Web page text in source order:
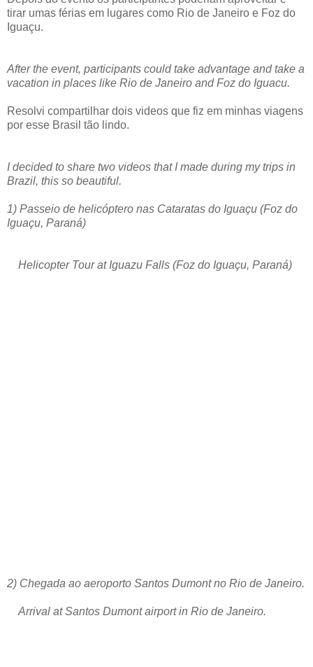
tirar umas férias em lugares como Rio de Janeiro e Foz do
Iguaçu.
After the event, participants could take advantage and take a
vacation in places like Rio de Janeiro and Foz do Iguacu.
Resolvi compartilhar dois videos que fiz em minhas viagens
por esse Brasil tão lindo.
I decided to share two videos that I made during my trips in
Brazil, this so beautiful.
1) Passeio de helicóptero nas Cataratas do Iguaçu (Foz do
Iguaçu, Paraná)
Helicopter Tour at Iguazu Falls (Foz do Iguaçu, Paraná)
2) Chegada ao aeroporto Santos Dumont no Rio de Janeiro.
Arrival at Santos Dumont airport in Rio de Janeiro.